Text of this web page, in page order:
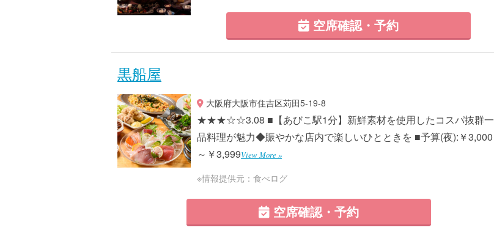
空席確認・予約
黒船屋
大阪府大阪市住吉区苅田5-19-8
★★★☆☆3.08 ■【あびこ駅1分】新鮮素材を使用したコスパ抜群一
品料理が魅力◆賑やかな店内で楽しいひとときを ■予算(夜):￥3,000
～￥3,999View More »
※情報提供元：食べログ
空席確認・予約